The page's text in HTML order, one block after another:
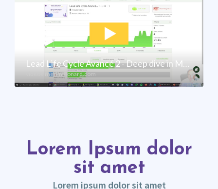
Lorem Ipsum dolor
sit amet
Lorem ipsum dolor sit amet